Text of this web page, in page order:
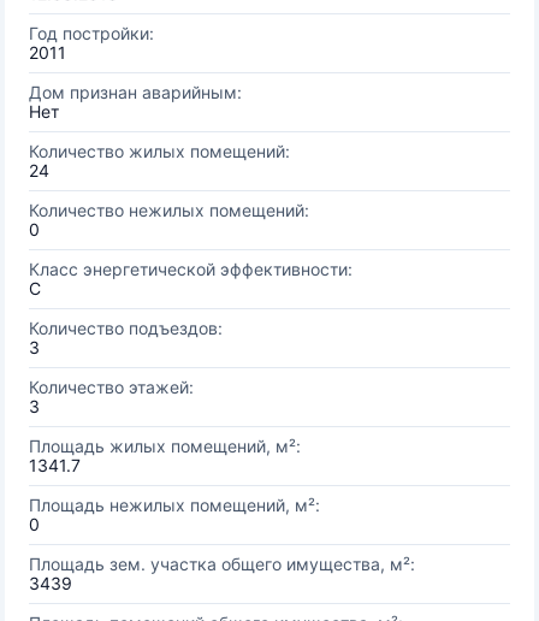
Год постройки:
2011
Дом признан аварийным:
Нет
Количество жилых помещений:
24
Количество нежилых помещений:
0
Класс энергетической эффективности:
C
Количество подъездов:
3
Количество этажей:
3
Площадь жилых помещений, м²:
1341.7
Площадь нежилых помещений, м²:
0
Площадь зем. участка общего имущества, м²:
3439